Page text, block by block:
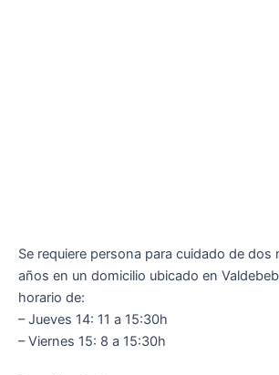
Se requiere persona para cuidado de dos
años en un domicilio ubicado en
horario de:
– Jueves 14: 11 a 15:30h
– Viernes 15: 8 a 15:30h